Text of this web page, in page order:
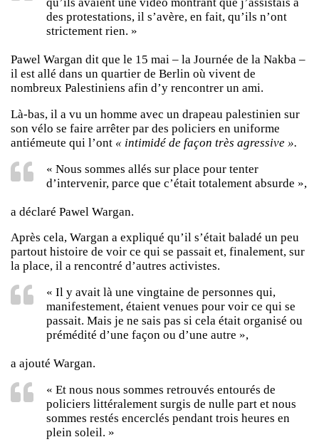
des protestations, il s’avère, en fait, qu’ils n’ont
strictement rien. »
Pawel Wargan dit que le 15 mai – la Journée de la Nakba –
il est allé dans un quartier de Berlin où vivent de
nombreux Palestiniens afin d’y rencontrer un ami.
Là-bas, il a vu un homme avec un drapeau palestinien sur
son vélo se faire arrêter par des policiers en uniforme
antiémeute qui l’ont « intimidé de façon très agressive ».
« Nous sommes allés sur place pour tenter
d’intervenir, parce que c’était totalement absurde »,
a déclaré Pawel Wargan.
Après cela, Wargan a expliqué qu’il s’était baladé un peu
partout histoire de voir ce qui se passait et, finalement, sur
la place, il a rencontré d’autres activistes.
« Il y avait là une vingtaine de personnes qui,
manifestement, étaient venues pour voir ce qui se
passait. Mais je ne sais pas si cela était organisé ou
prémédité d’une façon ou d’une autre »,
a ajouté Wargan.
« Et nous nous sommes retrouvés entourés de
policiers littéralement surgis de nulle part et nous
sommes restés encerclés pendant trois heures en
plein soleil. »